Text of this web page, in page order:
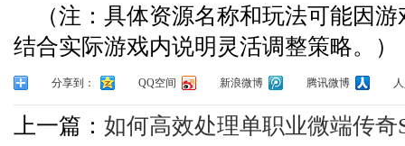
（注：具体资源名称和玩法可能因
结合实际游戏内说明灵活调整策略。）
分享到： QQ空间 新浪微博 腾讯微博
上一篇： 如何高效处理单职业微端传奇